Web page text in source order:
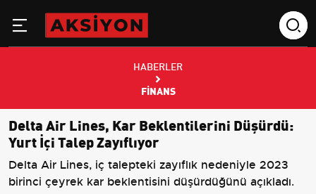
HABERLER
FINANS
Delta Air Lines, Kar Beklentilerini Düşürdü:
Yurt İçi Talep Zayıflıyor
Delta Air Lines, iç talepteki zayıflık nedeniyle 2023
birinci çeyrek kar beklentisini düşürdüğünü açıkladı.